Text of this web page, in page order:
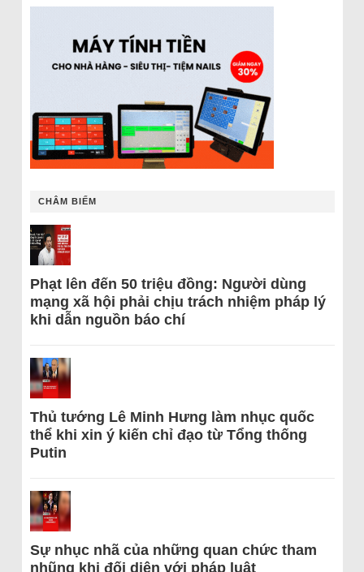
CHÂM BIẾM
Phạt lên đến 50 triệu đồng: Người dùng
mạng xã hội phải chịu trách nhiệm pháp lý
khi dẫn nguồn báo chí
Thủ tướng Lê Minh Hưng làm nhục quốc
thể khi xin ý kiến chỉ đạo từ Tổng thống
Putin
Sự nhục nhã của những quan chức tham
nhũng khi đối diện với pháp luật